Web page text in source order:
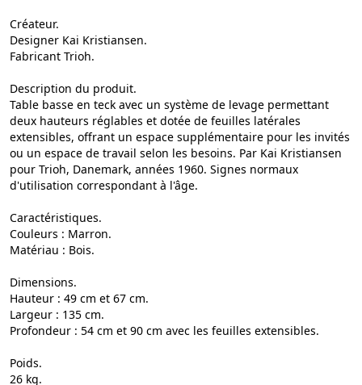
Créateur.
Designer Kai Kristiansen.
Fabricant Trioh.
Description du produit.
Table basse en teck avec un système de levage permettant
deux hauteurs réglables et dotée de feuilles latérales
extensibles, offrant un espace supplémentaire pour les invités
ou un espace de travail selon les besoins. Par Kai Kristiansen
pour Trioh, Danemark, années 1960. Signes normaux
d'utilisation correspondant à l'âge.
Caractéristiques.
Couleurs : Marron.
Matériau : Bois.
Dimensions.
Hauteur : 49 cm et 67 cm.
Largeur : 135 cm.
Profondeur : 54 cm et 90 cm avec les feuilles extensibles.
Poids.
26 kg.